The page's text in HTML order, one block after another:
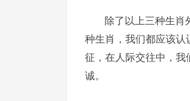
除了以上三种生肖
种生肖，我们都应该认
征，在人际交往中，我
诚。